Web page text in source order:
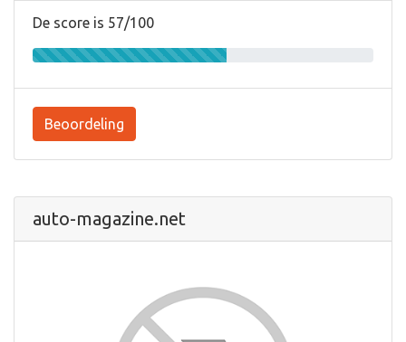
De score is 57/100
Beoordeling
auto-magazine.net